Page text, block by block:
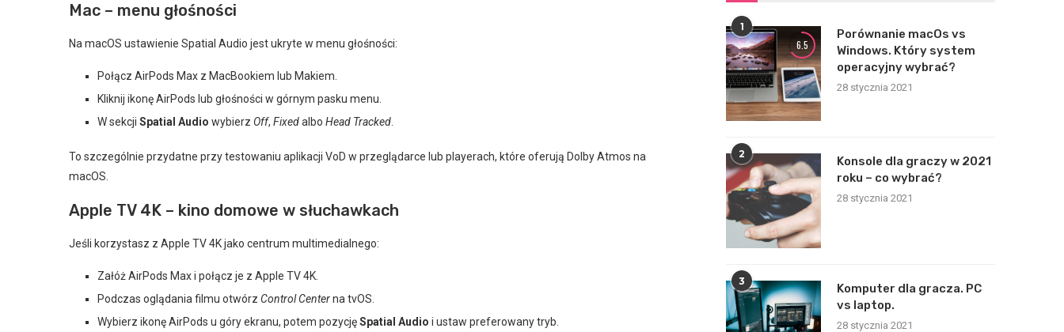
Mac – menu głośności
Na macOS ustawienie Spatial Audio jest ukryte w menu głośności:
Połącz AirPods Max z MacBookiem lub Makiem.
Kliknij ikonę AirPods lub głośności w górnym pasku menu.
W sekcji Spatial Audio wybierz Off, Fixedalbo Head Tracked
To szczególnie przydatne przy testowaniu aplikacji VoD w przeglądarce lub playerach, które oferują Dolby Atmos na
macOS.
Apple TV 4K – kino domowe w słuchawkach
Jeśli korzystasz z Apple TV 4K jako centrum multimedialnego:
Załóż AirPods Max i połącz je z Apple TV 4K.
Podczas oglądania filmu otwórz Control Centerna tvOS.
Wybierz ikonę AirPods u góry ekranu, potem pozycjęSpatial Audio i ustaw preferowany tryb.
1
6.5
Porównanie macOs vs
Windows. Który system
operacyjny wybrać?
28 stycznia 2021
2
Konsole dla graczy w 2021
roku – co wybrać?
28 stycznia 2021
3
Komputer dla gracza. PC
vs laptop.
28 stycznia 2021